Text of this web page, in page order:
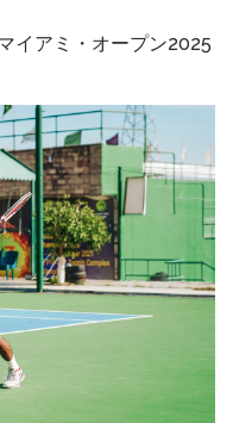
イアミ・オープン2025